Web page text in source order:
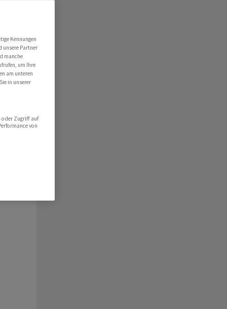
Kennungen
unsere Partner
manche
um Ihre
am unteren
in unserer
oder Zugriff auf
von